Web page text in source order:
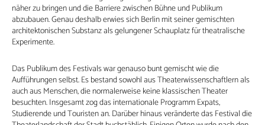
näher zu bringen und die Barriere zwischen Bühne und Publikum
abzubauen. Genau deshalb erwies sich Berlin mit seiner gemischten
architektonischen Substanz als gelungener Schauplatz für theatralische
Experimente.
Das Publikum des Festivals war genauso bunt gemischt wie die
Aufführungen selbst. Es bestand sowohl aus Theaterwissenschaftlern als
auch aus Menschen, die normalerweise keine klassischen Theater
besuchten. Insgesamt zog das internationale Programm Expats,
Studierende und Touristen an. Darüber hinaus veränderte das Festival die